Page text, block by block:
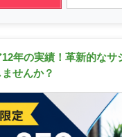
年の実績！革新的なサ
せんか？